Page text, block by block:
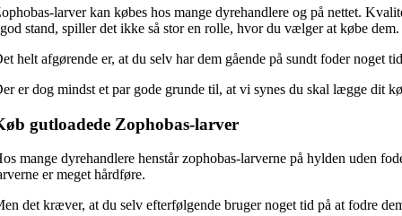
larver kan købes hos mange dyrehandlere og på nettet.
stand, spiller det ikke så stor en rolle, hvor du vælger at købe dem.
helt afgørende er, at du selv har dem gående på sundt foder noget
er dog mindst et par gode grunde til, at vi synes du skal lægge dit
gutloadede Zophobas-larver
mange dyrehandlere henstår zophobas-larverne på hylden uden
er meget hårdføre.
det kræver, at du selv efterfølgende bruger noget tid på at fodre